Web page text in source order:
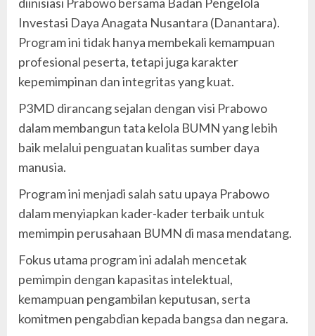
Investasi Daya Anagata Nusantara (Danantara).
Program ini tidak hanya membekali kemampuan
profesional peserta, tetapi juga karakter
kepemimpinan dan integritas yang kuat.
P3MD dirancang sejalan dengan visi Prabowo
dalam membangun tata kelola BUMN yang lebih
baik melalui penguatan kualitas sumber daya
manusia.
Program ini menjadi salah satu upaya Prabowo
dalam menyiapkan kader-kader terbaik untuk
memimpin perusahaan BUMN di masa mendatang.
Fokus utama program ini adalah mencetak
pemimpin dengan kapasitas intelektual,
kemampuan pengambilan keputusan, serta
komitmen pengabdian kepada bangsa dan negara.